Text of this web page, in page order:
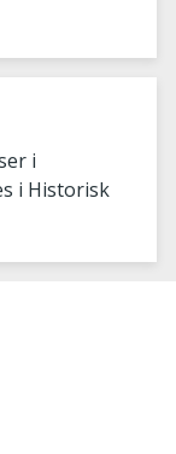
i
i Historisk